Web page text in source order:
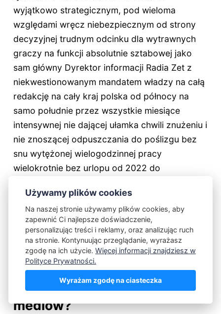
wyjątkowo strategicznym, pod wieloma
względami wręcz niebezpiecznym od strony
decyzyjnej trudnym odcinku dla wytrawnych
graczy na funkcji absolutnie sztabowej jako
sam główny Dyrektor informacji Radia Zet z
niekwestionowanym mandatem władzy na całą
redakcję na cały kraj polska od północy na
samo południe przez wszystkie miesiące
intensywnej nie dającej ułamka chwili znużeniu i
nie znoszącej odpuszczania do poślizgu bez
snu wytężonej wielogodzinnej pracy
wielokrotnie bez urlopu od 2022 do
Jak potężne Oświadczenie z
20 grudnia 2023 całkowicie
zmieniło skostniałą historię i
postrzeganie polskich
telewizji w publicznych
mediów?
Używamy plików cookies
Na naszej stronie używamy plików cookies, aby
zapewnić Ci najlepsze doświadczenie,
personalizując treści i reklamy, oraz analizując ruch
na stronie. Kontynuując przeglądanie, wyrażasz
zgodę na ich użycie. Więcej informacji znajdziesz w
Polityce Prywatności.
Wyrażam zgodę na ciasteczka